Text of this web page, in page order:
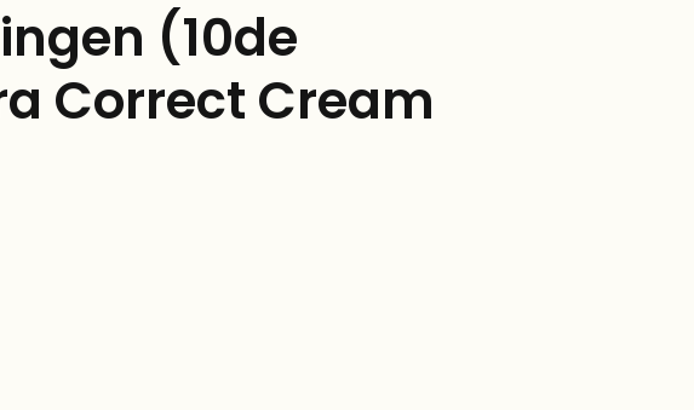
(10de
Correct Cream